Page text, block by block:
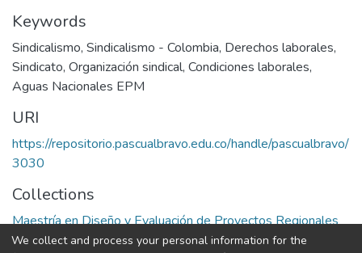
Keywords
Sindicalismo, Sindicalismo - Colombia, Derechos laborales,
Sindicato, Organización sindical, Condiciones laborales,
Aguas Nacionales EPM
URI
https://repositorio.pascualbravo.edu.co/handle/pascualbravo/
3030
Collections
Maestría en Diseño y Evaluación de Proyectos Regionales
We collect and process your personal information for the